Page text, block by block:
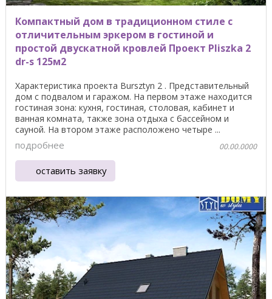
Компактный дом в традиционном стиле с
отличительным эркером в гостиной и
простой двускатной кровлей Проект Pliszka 2
dr-s 125м2
Характеристика проекта Bursztyn 2 . Представительный
дом с подвалом и гаражом. На первом этаже находится
гостиная зона: кухня, гостиная, столовая, кабинет и
ванная комната, также зона отдыха с бассейном и
сауной. На втором этаже расположено четыре ...
подробнее 00.00.0000
оставить заявку